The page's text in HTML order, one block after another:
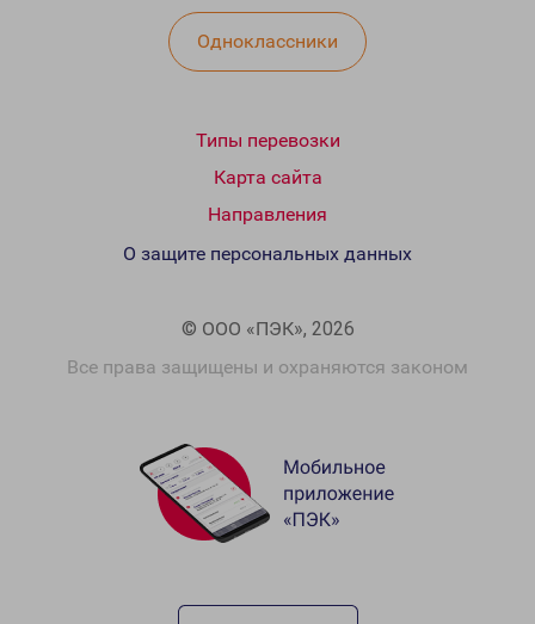
Одноклассники
Типы перевозки
Карта сайта
Направления
© ООО «ПЭК», 2026
Все права защищены и охраняются законом
О защите персональных данных